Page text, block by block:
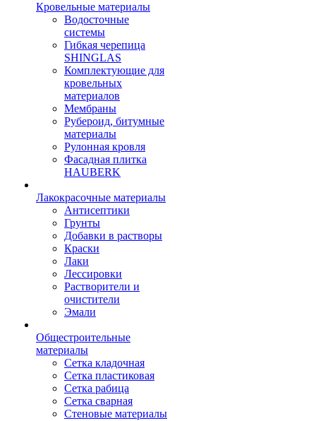
Кровельные материалы
Водосточные
системы
Гибкая черепица
SHINGLAS
Комплектующие для
кровельных
материалов
Мембраны
Рубероид, битумные
материалы
Рулонная кровля
Фасадная плитка
HAUBERK
Лакокрасочные материалы
Антисептики
Грунты
Добавки в растворы
Краски
Лаки
Лессировки
Растворители и
очистители
Эмали
Общестроительные
материалы
Сетка кладочная
Сетка пластиковая
Сетка рабица
Сетка сварная
Стеновые материалы